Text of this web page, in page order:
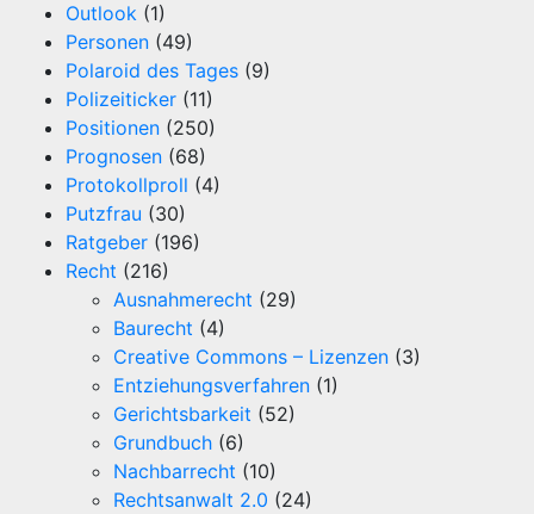
Outlook (1)
Personen (49)
Polaroid des Tages (9)
Polizeiticker (11)
Positionen (250)
Prognosen (68)
Protokollproll (4)
Putzfrau (30)
Ratgeber (196)
Recht (216)
Ausnahmerecht (29)
Baurecht (4)
Creative Commons – Lizenzen (3)
Entziehungsverfahren (1)
Gerichtsbarkeit (52)
Grundbuch (6)
Nachbarrecht (10)
Rechtsanwalt 2.0 (24)